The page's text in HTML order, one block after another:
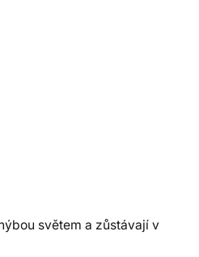
světem a zůstávají v